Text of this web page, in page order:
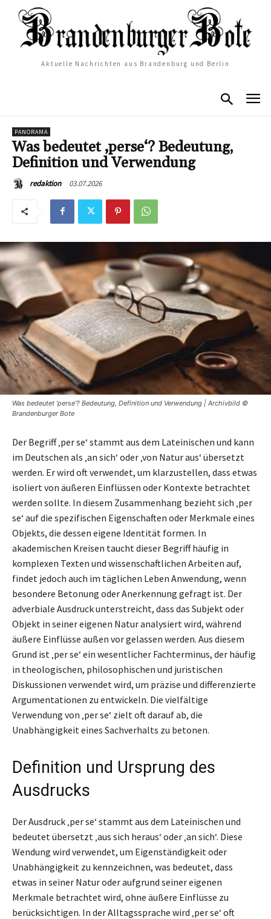
Aktuelle Nachrichten aus Brandenburg und Berlin
PANORAMA
Was bedeutet ‚perse‘? Bedeutung,
Definition und Verwendung
redaktion 03.07.2026
Was bedeutet 'perse'? Bedeutung, Definition und Verwendung | Archivbild ©
Brandenburger Bote
Der Begriff ‚per se‘ stammt aus dem Lateinischen und kann
im Deutschen als ‚an sich‘ oder ‚von Natur aus‘ übersetzt
werden. Er wird oft verwendet, um klarzustellen, dass etwas
isoliert von äußeren Einflüssen oder Kontexte betrachtet
werden sollte. In diesem Zusammenhang bezieht sich ‚per
se‘ auf die spezifischen Eigenschaften oder Merkmale eines
Objekts, die dessen eigene Identität formen. In
akademischen Kreisen taucht dieser Begriff häufig in
komplexen Texten und wissenschaftlichen Arbeiten auf,
findet jedoch auch im täglichen Leben Anwendung, wenn
besondere Betonung oder Anerkennung gefragt ist. Der
adverbiale Ausdruck unterstreicht, dass das Subjekt oder
Objekt in seiner eigenen Natur analysiert wird, während
äußere Einflüsse außen vor gelassen werden. Aus diesem
Grund ist ‚per se‘ ein wesentlicher Fachterminus, der häufig
in theologischen, philosophischen und juristischen
Diskussionen verwendet wird, um präzise und differenzierte
Argumentationen zu entwickeln. Die vielfältige
Verwendung von ‚per se‘ zielt oft darauf ab, die
Unabhängigkeit eines Sachverhalts zu betonen.
Definition und Ursprung des
Ausdrucks
Der Ausdruck ‚per se‘ stammt aus dem Lateinischen und
bedeutet übersetzt ‚aus sich heraus‘ oder ‚an sich‘. Diese
Wendung wird verwendet, um Eigenständigkeit oder
Unabhängigkeit zu kennzeichnen, was bedeutet, dass
etwas in seiner Natur oder aufgrund seiner eigenen
Merkmale betrachtet wird, ohne äußere Einflüsse zu
berücksichtigen. In der Alltagssprache wird ‚per se‘ oft